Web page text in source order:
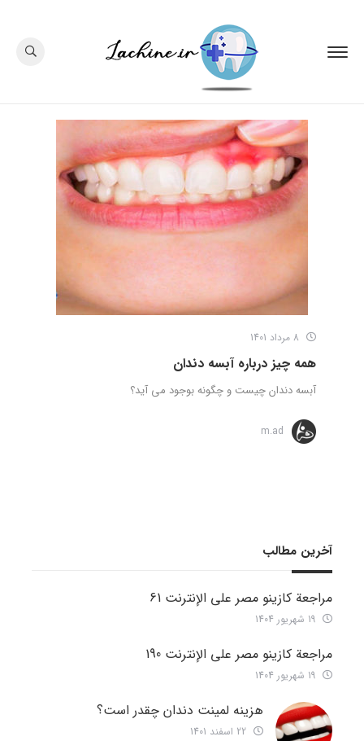
همه چیز درباره آبسه دندان
آبسه دندان چیست و چگونه بوجود می آید؟
m.ad
آخرین مطالب
مراجعة كازينو مصر على الإنترنت 61
مراجعة كازينو مصر على الإنترنت 190
هزینه لمینت دندان چقدر است؟